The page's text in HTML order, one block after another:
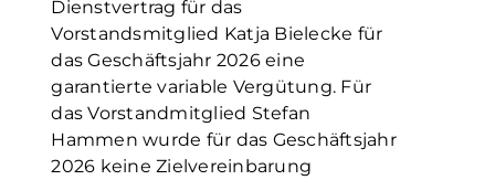
Dienstvertrag für das
Vorstandsmitglied Katja Bielecke für
das Geschäftsjahr 2026 eine
garantierte variable Vergütung. Für
das Vorstandmitglied Stefan
Hammen wurde für das Geschäftsjahr
2026 keine Zielvereinbarung